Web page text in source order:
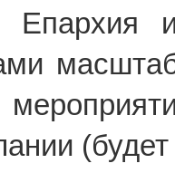
(будет